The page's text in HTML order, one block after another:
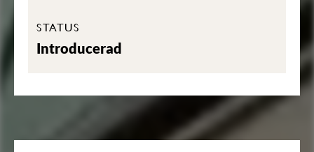
STATUS
Introducerad